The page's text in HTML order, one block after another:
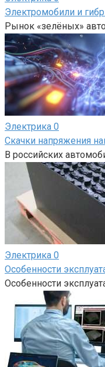
Электромобили и
Рынок «зелёных»
Электрика 0
Скачки напряжения
В российских
Электрика 0
Особенности
Особенности